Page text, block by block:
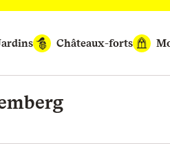
Châteaux-forts